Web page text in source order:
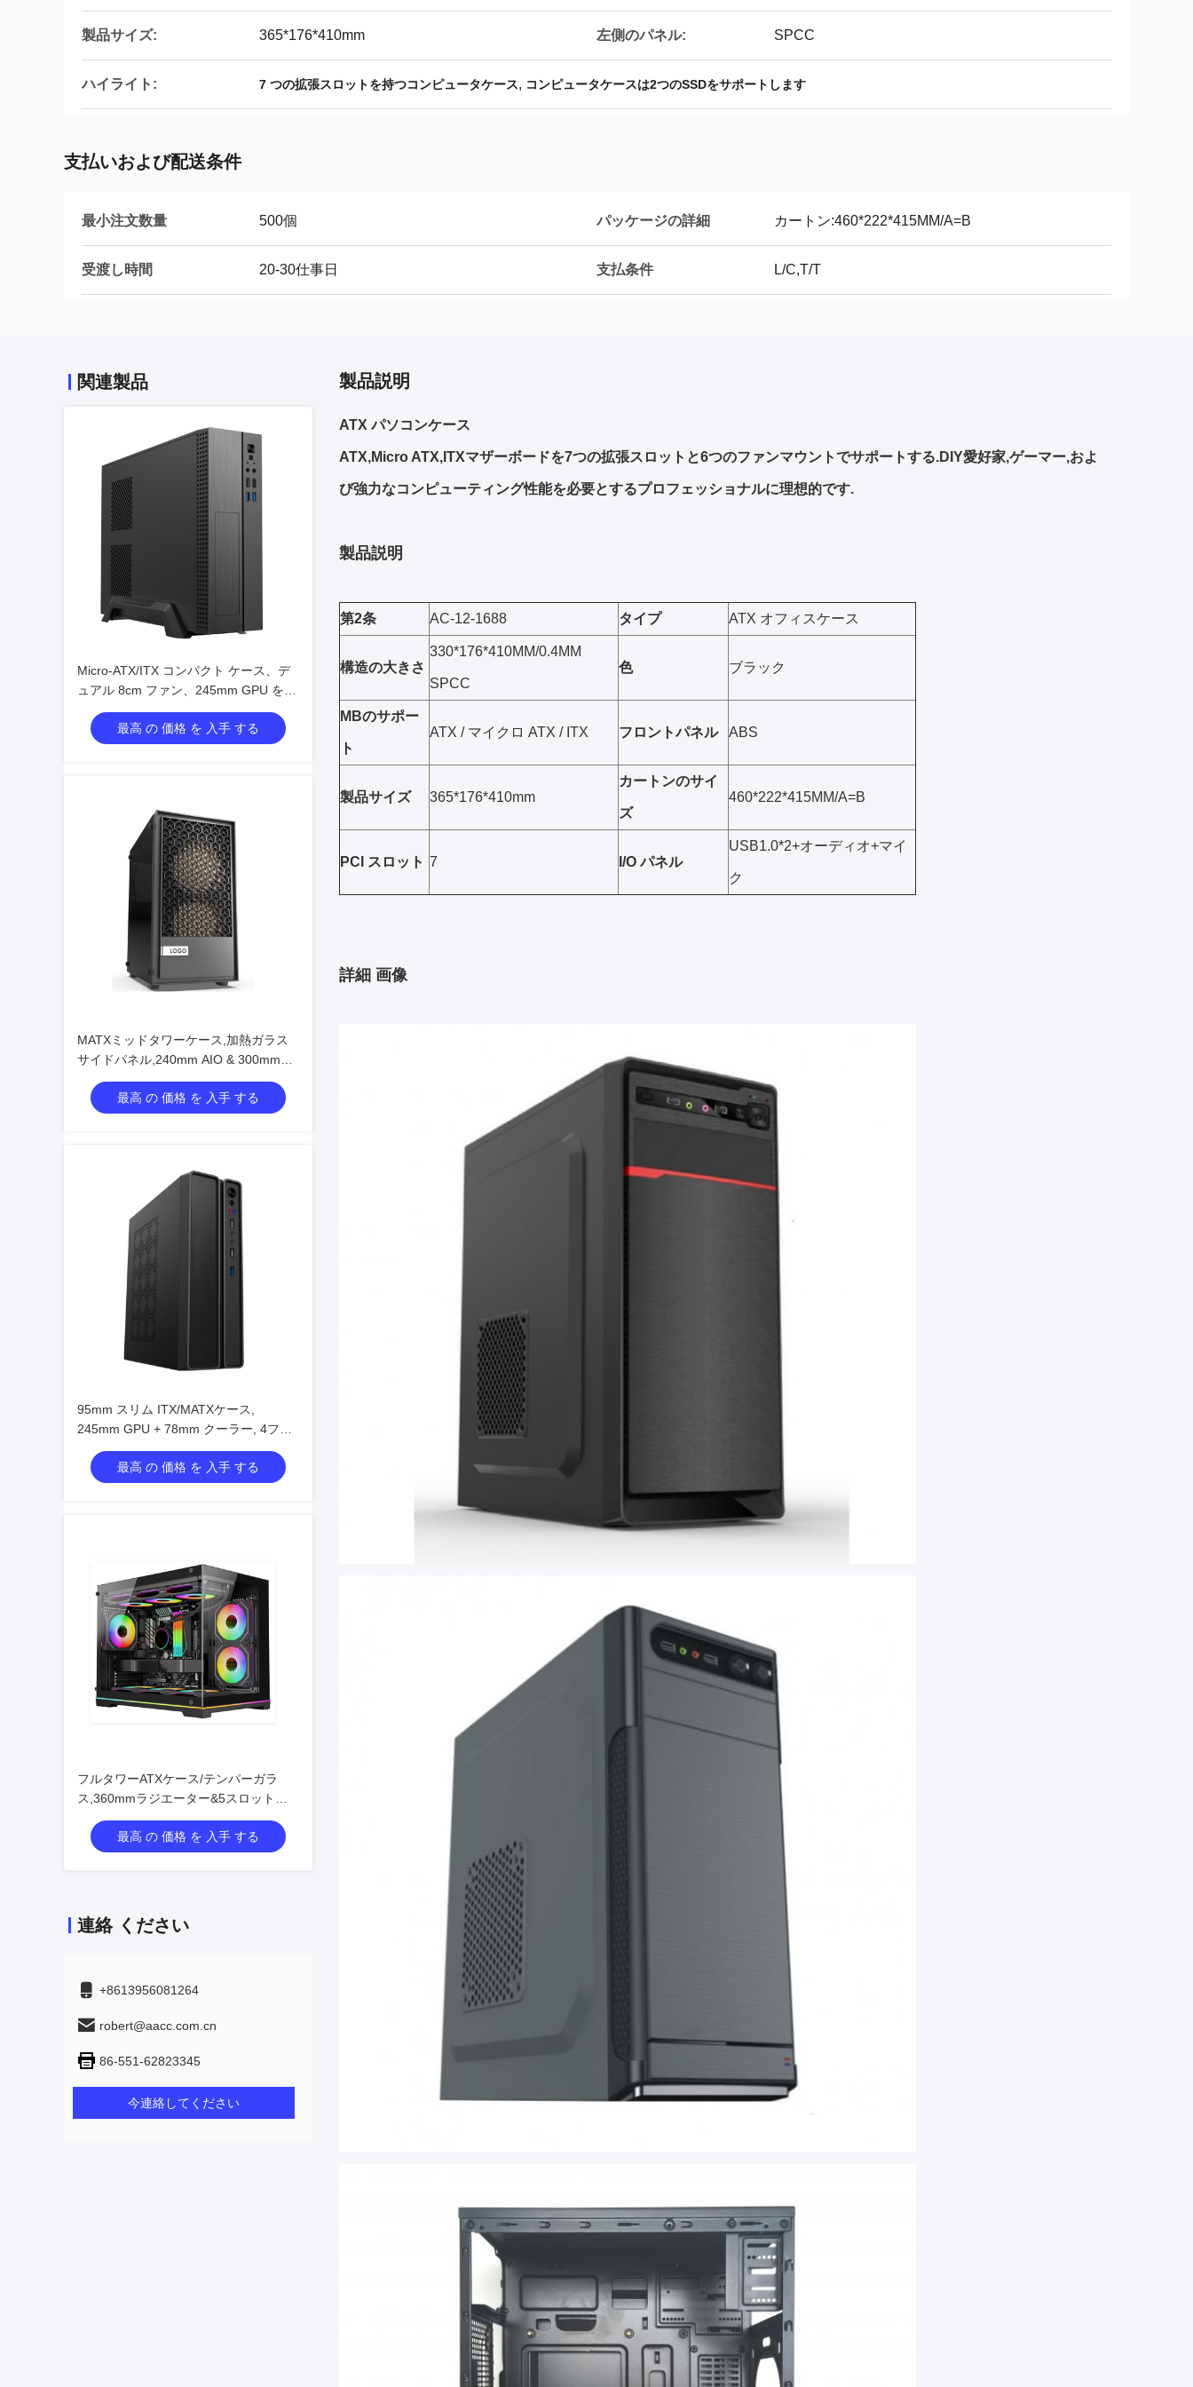
製品サイズ: 365*176*410mm 左側のパネル: SPCC
ハイライト: 7 つの拡張スロットを持つコンピュータケース, コンピュータケースは2つのSSDをサポートします
支払いおよび配送条件
最小注文数量 500個 パッケージの詳細 カートン:460*222*415MM/A=B
受渡し時間 20-30仕事日 支払条件 L/C,T/T
関連製品
Micro-ATX/ITX コンパクト ケース、デ
ュアル 8cm ファン、245mm GPU をサ
ポート
最高 の 価格 を 入手 する
MATXミッドタワーケース,加熱ガラス
サイドパネル,240mm AIO & 300mm
GPUサポート
最高 の 価格 を 入手 する
95mm スリム ITX/MATXケース,
245mm GPU + 78mm クーラー, 4ファ
ンのサポート
最高 の 価格 を 入手 する
フルタワーATXケース/テンパーガラ
ス,360mmラジエーター&5スロット
VGAサポート
最高 の 価格 を 入手 する
連絡 ください
+8613956081264
robert@aacc.com.cn
86-551-62823345
今連絡してください
製品説明
ATX パソコンケース
ATX,Micro ATX,ITXマザーボードを7つの拡張スロットと6つのファンマウントでサポートする.DIY愛好家,ゲーマー,およ
び強力なコンピューティング性能を必要とするプロフェッショナルに理想的です.
製品説明
第2条 AC-12-1688 タイプ ATX オフィスケース
構造の大きさ
330*176*410MM/0.4MM
SPCC
色 ブラック
MBのサポー
ト
ATX / マイクロ ATX / ITX フロントパネル ABS
製品サイズ 365*176*410mm
カートンのサイ
ズ
460*222*415MM/A=B
PCI スロット 7 I/O パネル
USB1.0*2+オーディオ+マイ
ク
詳細 画像